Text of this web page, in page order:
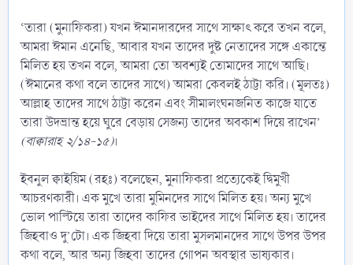
‘তারা (মুনাফিকরা) যখন ঈমানদারদের সাথে সাক্ষাৎ করে তখন বলে,
আমরা ঈমান এনেছি, আবার যখন তাদের দুষ্ট নেতাদের সঙ্গে একান্তে
মিলিত হয় তখন বলে, আমরা তো অবশ্যই তোমাদের সাথে আছি।
(ঈমানের কথা বলে তাদের সাথে) আমরা কেবলই ঠাট্টা করি। (মূলতঃ)
আল্লাহ তাদের সাথে ঠাট্টা করেন এবং সীমালংঘনজনিত কাজে যাতে
তারা উদভ্রান্ত হয়ে ঘুরে বেড়ায় সেজন্য তাদের অবকাশ দিয়ে রাখেন’
(বাক্বারাহ ২/১৪-১৫)।
ইবনুল ক্বাইয়িম (রহঃ) বলেছেন, মুনাফিকরা প্রত্যেকেই দ্বিমুখী
আচরণকারী। এক মুখে তারা মুমিনদের সাথে মিলিত হয়। অন্য মুখে
ভোল পাল্টিয়ে তারা তাদের কাফির ভাইদের সাথে মিলিত হয়। তাদের
জিহবাও দু’টো। এক জিহবা দিয়ে তারা মুসলমানদের সাথে উপর উপর
কথা বলে, আর অন্য জিহবা তাদের গোপন অবস্থার ভাষ্যকার।